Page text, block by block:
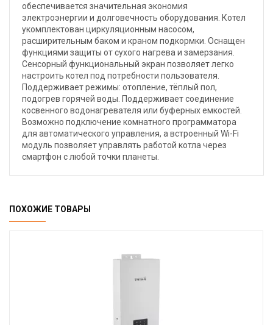
обеспечивается значительная экономия
электроэнергии и долговечность оборудования. Котел
укомплектован циркуляционным насосом,
расширительным баком и краном подкормки. Оснащен
функциями защиты от сухого нагрева и замерзания.
Сенсорный функциональный экран позволяет легко
настроить котел под потребности пользователя.
Поддерживает режимы: отопление, тёплый пол,
подогрев горячей воды. Поддерживает соединение
косвенного водонагревателя или буферных емкостей.
Возможно подключение комнатного программатора
для автоматического управления, а встроенный Wi-Fi
модуль позволяет управлять работой котла через
смартфон с любой точки планеты.
ПОХОЖИЕ ТОВАРЫ